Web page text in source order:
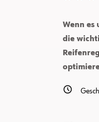
Wenn es
die